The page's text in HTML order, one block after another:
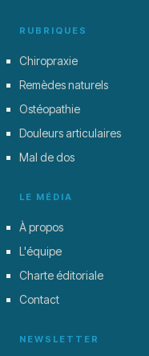
RUBRIQUES
Chiropraxie
Remèdes naturels
Ostéopathie
Douleurs articulaires
Mal de dos
LE MÉDIA
À propos
L'équipe
Charte éditoriale
Contact
NEWSLETTER